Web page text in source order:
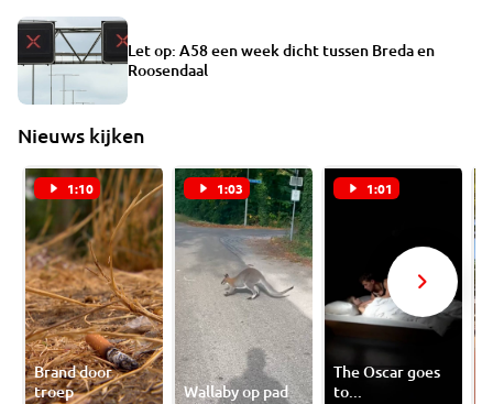
Let op: A58 een week dicht tussen Breda en
Roosendaal
Nieuws kijken
1:10
Brand door
troep
1:03
Wallaby op pad
1:01
The Oscar goes
to...